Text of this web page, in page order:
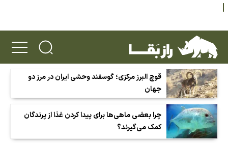
قوچ البرز مرکزی؛ گوسفند وحشی ایران در مرز دو
جهان
چرا بعضی ماهی‌ها برای پیدا کردن غذا از پرندگان
کمک می‌گیرند؟